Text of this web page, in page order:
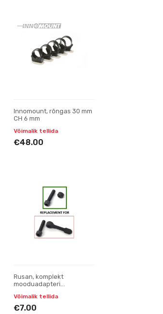
Innomount, rõngas 30 mm
CH 6 mm
Võimalik tellida
€48.00
Rusan, komplekt
mooduadapteri
(vasakpoolne keere)
Võimalik tellida
€7.00